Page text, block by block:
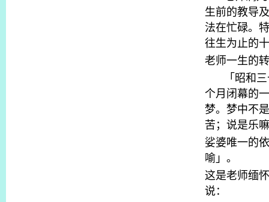
生前的教导
法在忙碌。
往生为止的
老师一生的
「昭和
个月闭幕的
梦。梦中不
苦；说是乐
娑婆唯一的
喻」。
这是老师缅
说：